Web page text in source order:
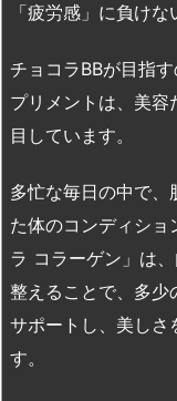
「疲労感」に負け
チョコラBBが目指
プリメントは、美
目しています。
多忙な毎日の中で、
た体のコンディショ
ラ コラーゲン」は
整えることで、多少
サポートし、美しさ
す。